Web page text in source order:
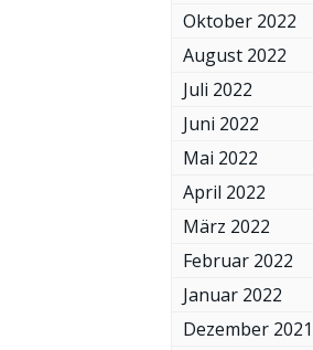
Oktober 2022
August 2022
Juli 2022
Juni 2022
Mai 2022
April 2022
März 2022
Februar 2022
Januar 2022
Dezember 2021